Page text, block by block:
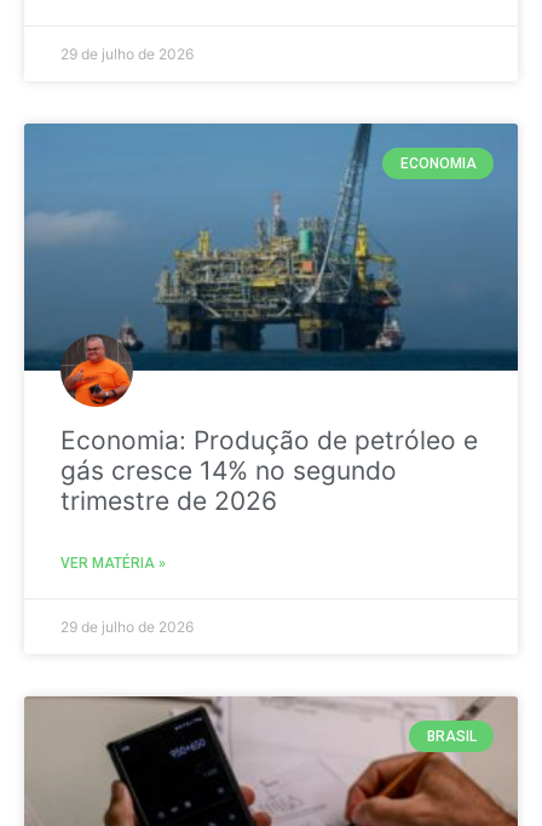
29 de julho de 2026
ECONOMIA
Economia: Produção de petróleo e
gás cresce 14% no segundo
trimestre de 2026
VER MATÉRIA »
29 de julho de 2026
BRASIL